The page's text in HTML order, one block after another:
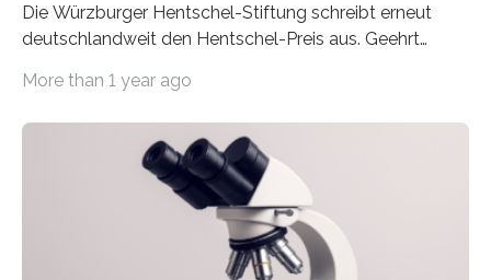
Die Würzburger Hentschel-Stiftung schreibt erneut
deutschlandweit den Hentschel-Preis aus. Geehrt
hochrangige wissenschaftliche Publikation zum Thema
Schlaganfall“ mit Sitz in Würzburg fördert die
Schlaganfallforschung, um die Behandlung der
Betroffenen zu verbessern. Dazu schreibt sie auch in
diesem Jahr wieder deutschlandweit den Hentschel-
Preis aus. Er richtet sich gezielt an jüngere
Forscherinnen und Forscher unter 40 Jahren. Geehrt
More than 1 year ago